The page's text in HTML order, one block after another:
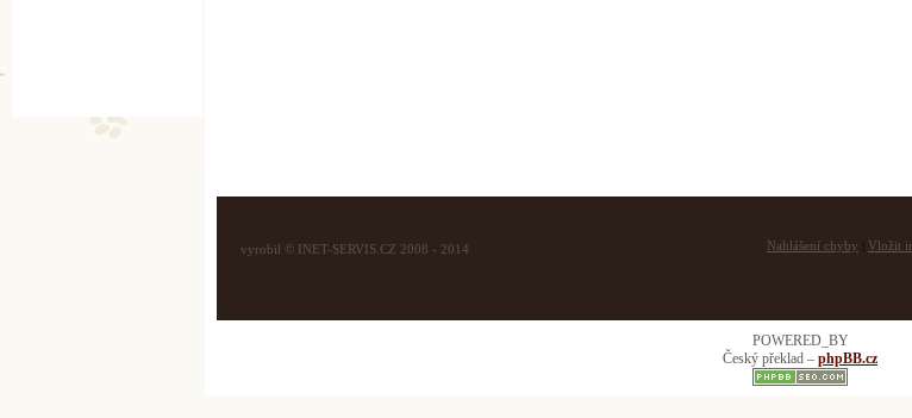
vyrobil © INET-SERVIS.CZ 2008 - 2014 Nahlášení chyby Vložit
POWERED_BY
Český překlad – phpBB.cz